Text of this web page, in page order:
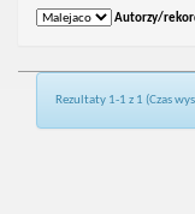
Autorzy/
Rezultaty 1-1 z 1 (Czas